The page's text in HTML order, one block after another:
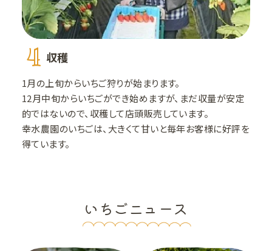
4 収穫
1月の上旬からいちご狩りが始まります。
12月中旬からいちごができ始めますが、まだ収量が安定
的ではないので、収穫して店頭販売しています。
幸水農園のいちごは、大きくて甘いと毎年お客様に好評を
得ています。
いちごニュース